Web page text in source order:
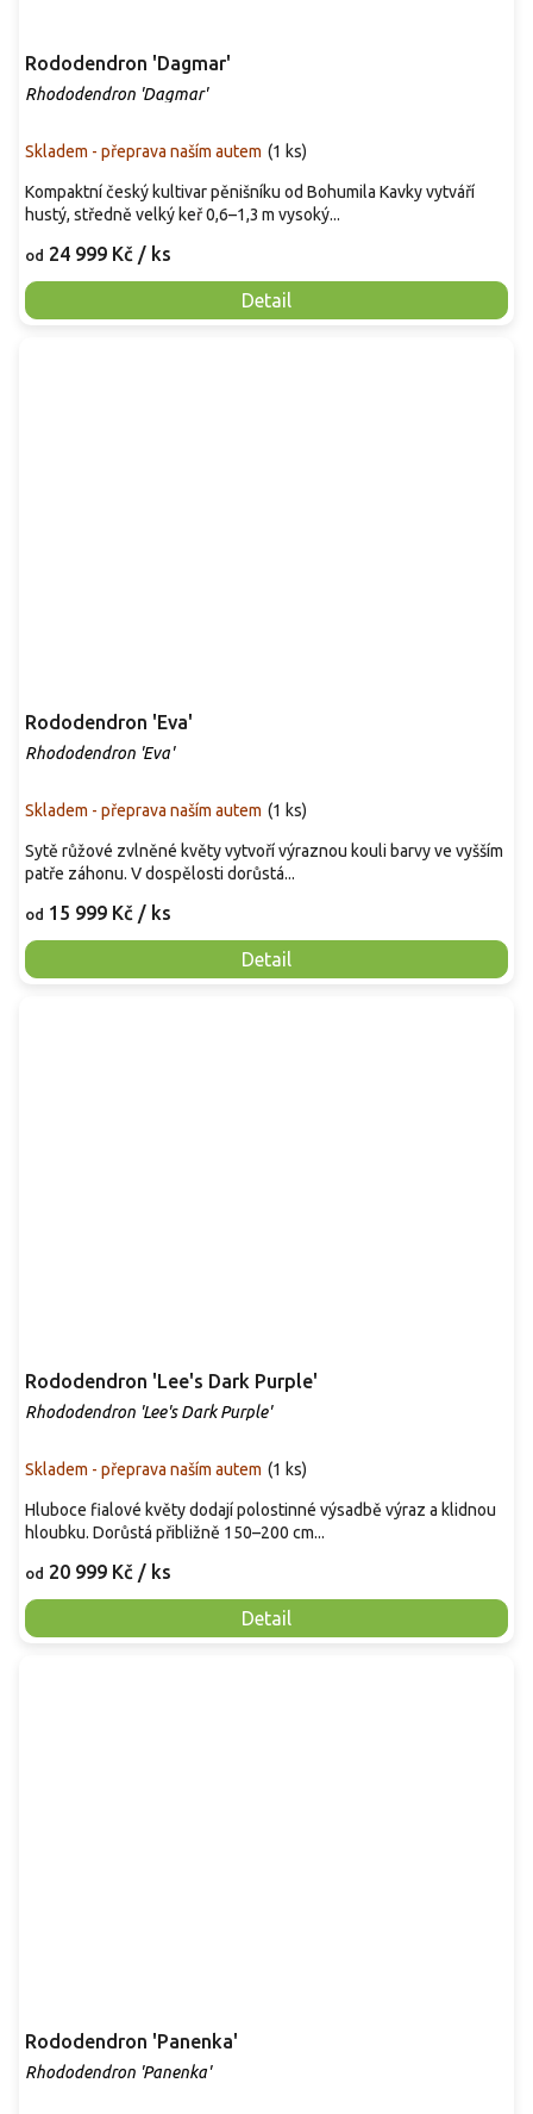
Rododendron 'Dagmar'
Rhododendron 'Dagmar'
Skladem - přeprava naším autem (1 ks)
od 24 999 Kč / ks
Detail
Kompaktní český kultivar pěnišníku od Bohumila Kavky vytváří
hustý, středně velký keř 0,6–1,3 m vysoký...
Rododendron 'Eva'
Rhododendron 'Eva'
Skladem - přeprava naším autem (1 ks)
od 15 999 Kč / ks
Detail
Sytě růžové zvlněné květy vytvoří výraznou kouli barvy ve vyšším
patře záhonu. V dospělosti dorůstá...
Rododendron 'Lee's Dark Purple'
Rhododendron 'Lee's Dark Purple'
Skladem - přeprava naším autem (1 ks)
od 20 999 Kč / ks
Detail
Hluboce fialové květy dodají polostinné výsadbě výraz a klidnou
hloubku. Dorůstá přibližně 150–200 cm...
Rododendron 'Panenka'
Rhododendron 'Panenka'